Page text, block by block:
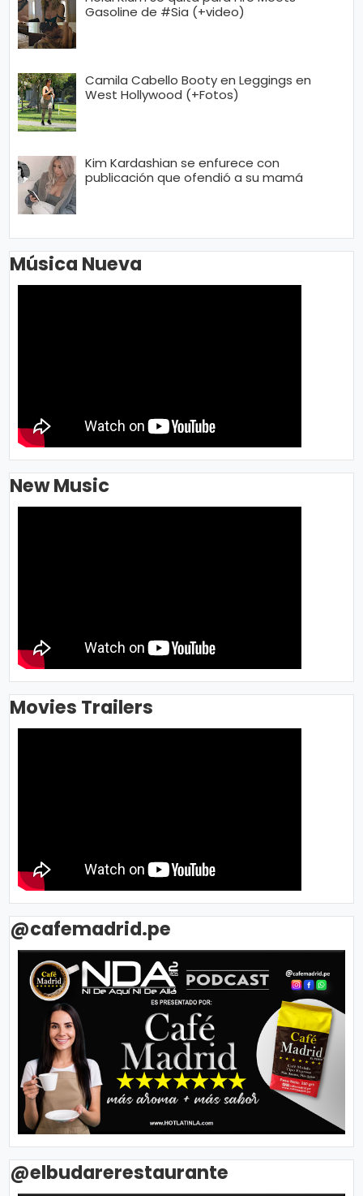
Gasoline de #Sia (+video)
Camila Cabello Booty en Leggings en
West Hollywood (+Fotos)
Kim Kardashian se enfurece con
publicación que ofendió a su mamá
Música Nueva
New Music
Movies Trailers
@cafemadrid.pe
@elbudarerestaurante